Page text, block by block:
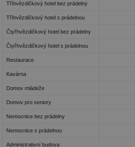
Tříhvězdičkový hotel bez prádelny
Tříhvězdičkový hotel s prádelnou
Čtyřhvězdičkový hotel bez prádelny
Čtyřhvězdičkový hotel s prádelnou
Restaurace
Kavárna
Domov mládeže
Domov pro seniory
Nemocnice bez prádelny
Nemocnice s prádelnou
Administrativní budova